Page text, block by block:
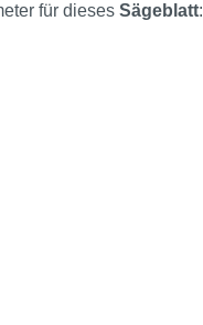
für dieses Sägeblatt: